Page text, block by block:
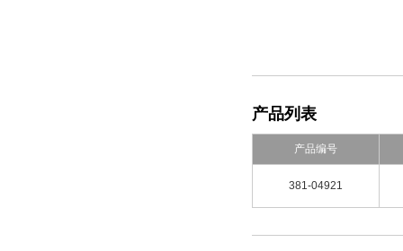
产品列表
产品编号
381-04921